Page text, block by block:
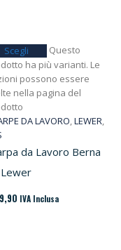
Scegli
Questo
ha più varianti. Le
possono essere
nella pagina del
DA LAVORO,LEWER,
da Lavoro Berna
IVA Inclusa